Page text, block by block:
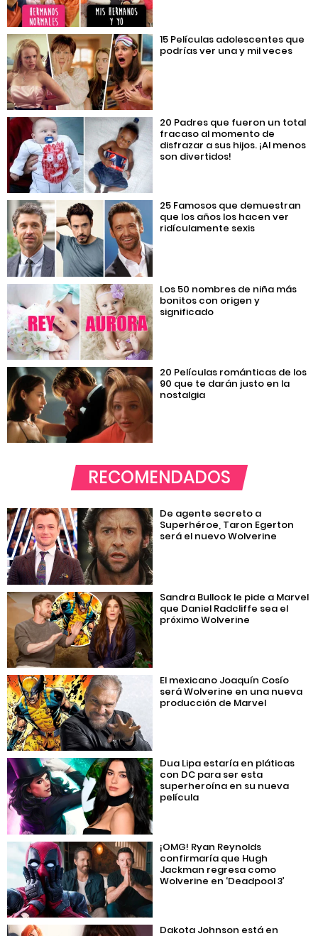
15 Películas adolescentes que
podrías ver una y mil veces
20 Padres que fueron un total
fracaso al momento de
disfrazar a sus hijos. ¡Al menos
son divertidos!
25 Famosos que demuestran
que los años los hacen ver
ridículamente sexis
Los 50 nombres de niña más
bonitos con origen y
significado
20 Películas románticas de los
90 que te darán justo en la
nostalgia
RECOMENDADOS
De agente secreto a
Superhéroe, Taron Egerton
será el nuevo Wolverine
Sandra Bullock le pide a Marvel
que Daniel Radcliffe sea el
próximo Wolverine
El mexicano Joaquín Cosío
será Wolverine en una nueva
producción de Marvel
Dua Lipa estaría en pláticas
con DC para ser esta
superheroína en su nueva
película
¡OMG! Ryan Reynolds
confirmaría que Hugh
Jackman regresa como
Wolverine en ‘Deadpool 3’
Dakota Johnson está en